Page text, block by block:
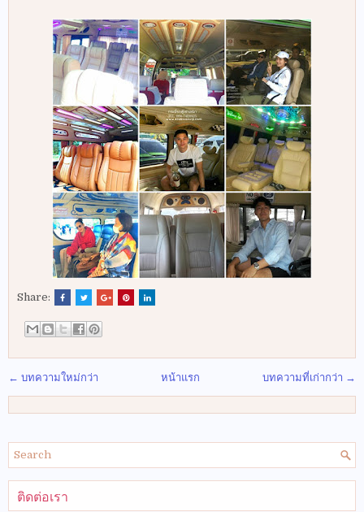
Share:
← บทความใหม่กว่า บทความที่เก่ากว่า →
หน้าแรก
ติดต่อเรา